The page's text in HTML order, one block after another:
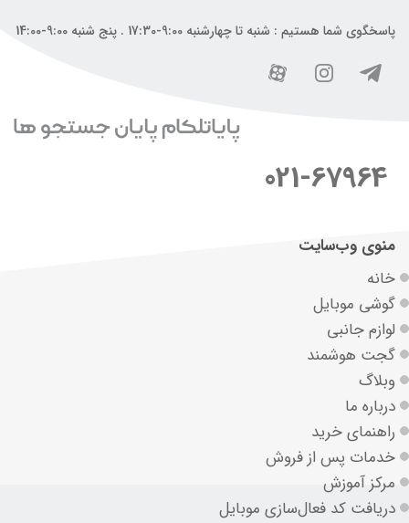
پاسخگوی شما هستیم : شنبه تا چهارشنبه 9:00-17:30 . پنج شنبه 9:00-14:00
021-67964
منوی وب‌سایت
خانه
گوشی موبایل
لوازم جانبی
گجت هوشمند
وبلاگ
درباره ما
راهنمای خرید
خدمات پس از فروش
مرکز آموزش
دریافت کد فعال‌سازی موبایل